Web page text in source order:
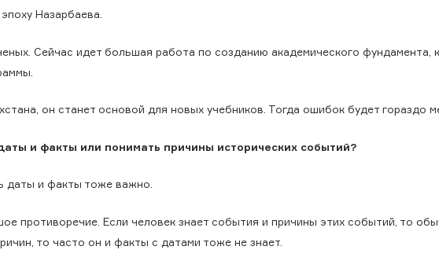
Назарбаева.
Сейчас идет большая работа по созданию академического фундамента,
он станет основой для новых учебников. Тогда ошибок будет гораздо
и факты или понимать причины исторических событий?
даты и факты тоже важно.
противоречие. Если человек знает события и причины этих событий, то
то часто он и факты с датами тоже не знает.